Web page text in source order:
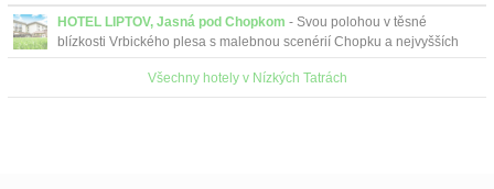
Šverma, v blízkosti stanice kabinové lanovky.
HOTEL LIPTOV, Jasná pod Chopkom - Svou polohou v těsné
blízkosti Vrbického plesa s malebnou scenérií Chopku a nejvyšších
vrcholů Nízkých Tater nabízí ideální výchozí poz...
Všechny hotely v Nízkých Tatrách